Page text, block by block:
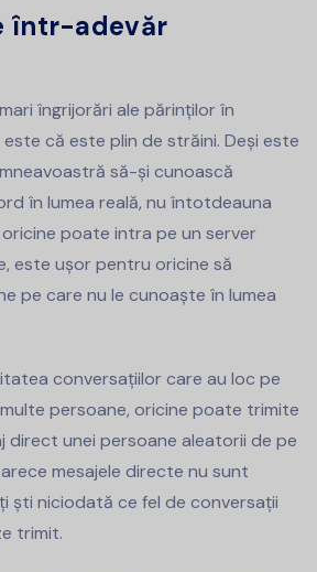
într-adevăr
îngrijorări ale părinților în
că este plin de străini. Deși este
să-și cunoască
în lumea reală, nu întotdeauna
poate intra pe un server
este ușor pentru oricine să
pe care nu le cunoaște în lumea
conversațiilor care au loc pe
persoane, oricine poate trimite
direct unei persoane aleatorii de pe
mesajele directe nu sunt
ști niciodată ce fel de conversații
trimit.